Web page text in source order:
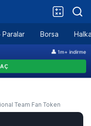
Paralar Borsa
Team Fan Token